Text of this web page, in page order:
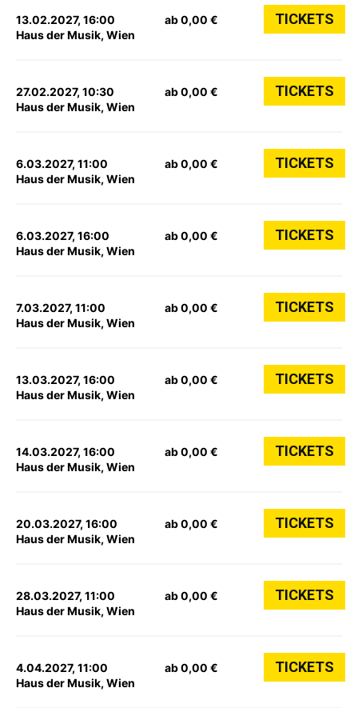
13.02.2027, 16:00
Haus der Musik, Wien
ab 0,00 € TICKETS
27.02.2027, 10:30
Haus der Musik, Wien
ab 0,00 € TICKETS
6.03.2027, 11:00
Haus der Musik, Wien
ab 0,00 € TICKETS
6.03.2027, 16:00
Haus der Musik, Wien
ab 0,00 € TICKETS
7.03.2027, 11:00
Haus der Musik, Wien
ab 0,00 € TICKETS
13.03.2027, 16:00
Haus der Musik, Wien
ab 0,00 € TICKETS
14.03.2027, 16:00
Haus der Musik, Wien
ab 0,00 € TICKETS
20.03.2027, 16:00
Haus der Musik, Wien
ab 0,00 € TICKETS
28.03.2027, 11:00
Haus der Musik, Wien
ab 0,00 € TICKETS
4.04.2027, 11:00
Haus der Musik, Wien
ab 0,00 € TICKETS